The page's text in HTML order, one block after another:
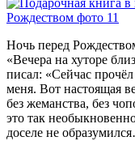
Ночь перед
«Вечера на хуторе
писал: «Сейчас
меня. Вот настоящая
без жеманства, без
это так
доселе не